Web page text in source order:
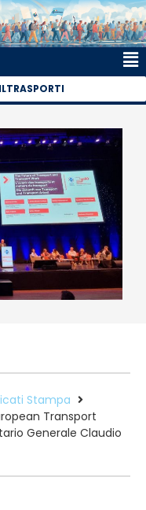
Stampa
Transport
Generale Claudio